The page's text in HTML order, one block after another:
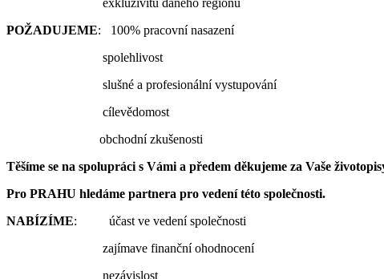
POŽADUJEME: 100% pracovní nasazení
spolehlivost
slušné a profesionální vystupování
cílevědomost
obchodní zkušenosti
Těšíme se na spolupráci s Vámi a předem děkujeme za Vaše
Pro PRAHU hledáme partnera pro vedení této společnosti.
NABÍZÍME: účast ve vedení společnosti
zajímave finanční ohodnocení
nezávislost